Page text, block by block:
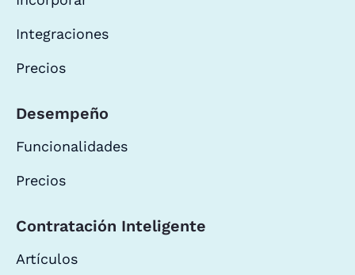
Integraciones
Precios
Desempeño
Funcionalidades
Precios
Contratación Inteligente
Artículos